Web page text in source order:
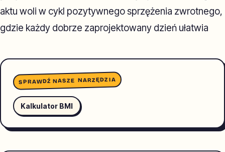
aktu woli w cykl pozytywnego sprzężenia zwrotnego,
gdzie każdy dobrze zaprojektowany dzień ułatwia
SPRAWDŹ NASZE NARZĘDZIA
Kalkulator BMI